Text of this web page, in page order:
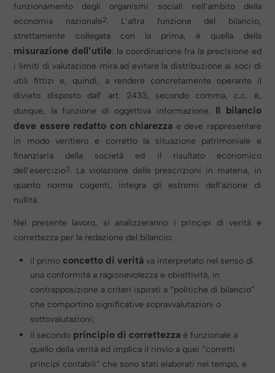
funzionamento degli organismi sociali nell’ambito della
economia nazionale2. L’altra funzione del bilancio,
strettamente collegata con la prima, è quella della
misurazione dell’utile: la coordinazione fra la precisione ed
i limiti di valutazione mira ad evitare la distribuzione ai soci di
utili fittizi e, quindi, a rendere concretamente operante il
divieto disposto dall' art. 2433, secondo comma, c.c. è,
dunque, la funzione di oggettiva informazione. Il bilancio
deve essere redatto con chiarezza e deve rappresentare
in modo veritiero e corretto la situazione patrimoniale e
finanziaria della società ed il risultato economico
dell’esercizio3. La violazione delle prescrizioni in materia, in
quanto norme cogenti, integra gli estremi dell’azione di
nullità.
Nel presente lavoro, si analizzeranno i principi di verità e
correttezza per la redazione del bilancio:
il primo concetto di verità va interpretato nel senso di
una conformità a ragionevolezza e obiettività, in
contrapposizione a criteri ispirati a “politiche di bilancio”
che comportino significative sopravvalutazioni o
sottovalutazioni;
il secondo principio di correttezza è funzionale a
quello della verità ed implica il rinvio a quei “corretti
principi contabili” che sono stati elaborati nel tempo, e